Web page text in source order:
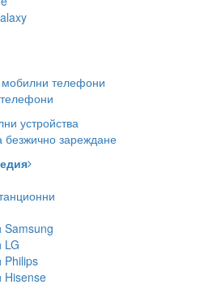
мобилни телефони
устройства
безжично зареждане
Samsung
LG
Philips
Hisense